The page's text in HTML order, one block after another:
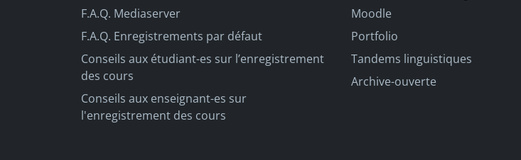
F.A.Q. Mediaserver
F.A.Q. Enregistrements par défaut
Conseils aux étudiant-es sur l’enregistrement
des cours
Conseils aux enseignant-es sur
l'enregistrement des cours
Moodle
Portfolio
Tandems linguistiques
Archive-ouverte